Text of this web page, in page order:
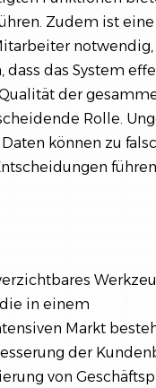
Zudem ist
dass das System
der
Rolle.
können zu
in einem
Markt
der
von